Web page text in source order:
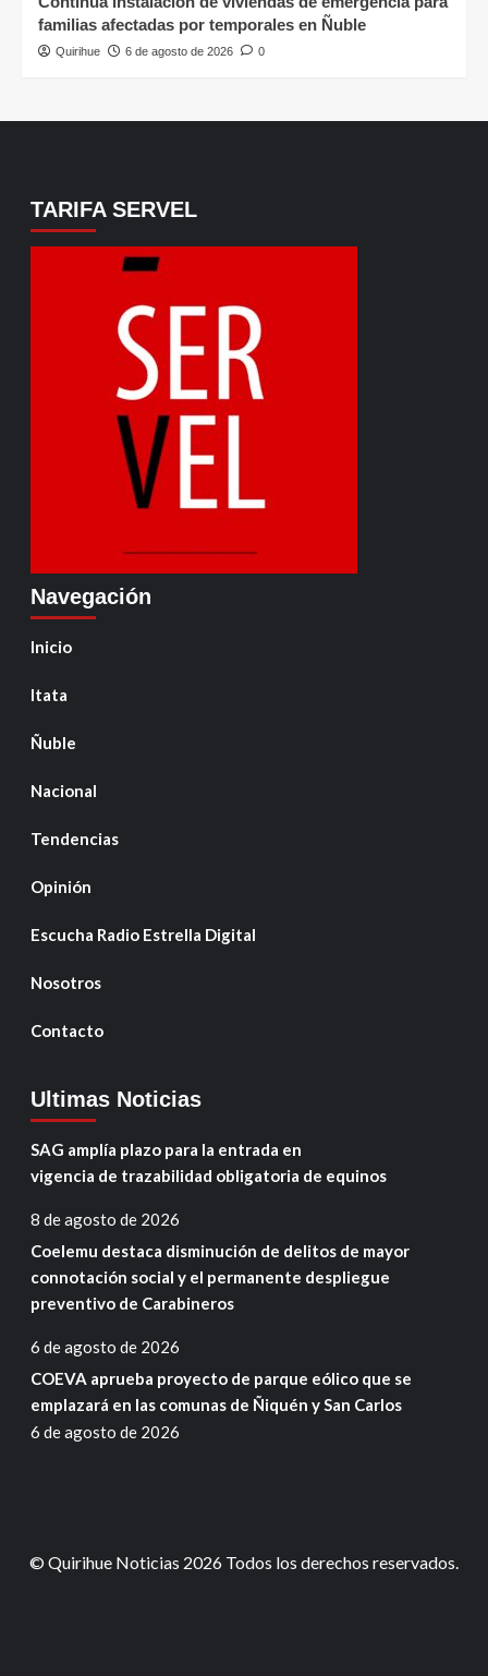
familias afectadas por temporales en Ñuble
Quirihue 6 de agosto de 2026 0
TARIFA SERVEL
Navegación
Inicio
Itata
Ñuble
Nacional
Tendencias
Opinión
Escucha Radio Estrella Digital
Nosotros
Contacto
Ultimas Noticias
SAG amplía plazo para la entrada en
vigencia de trazabilidad obligatoria de equinos
8 de agosto de 2026
Coelemu destaca disminución de delitos de mayor
connotación social y el permanente despliegue
preventivo de Carabineros
6 de agosto de 2026
COEVA aprueba proyecto de parque eólico que se
emplazará en las comunas de Ñiquén y San Carlos
6 de agosto de 2026